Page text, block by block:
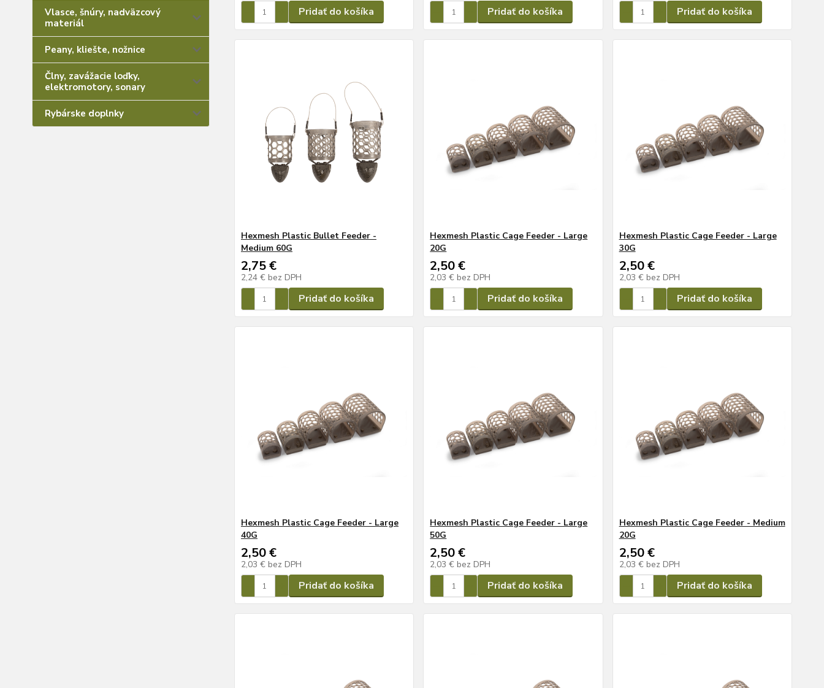
Vlasce, šnúry, nadväzcový
materiál
Peany, kliešte, nožnice
Člny, zavážacie loďky,
elektromotory, sonary
Rybárske doplnky
Pridať do košíka Pridať do košíka Pridať do košíka
Hexmesh Plastic Bullet Feeder -
Medium 60G
2,75 €
2,24 € bez DPH
Pridať do košíka
Hexmesh Plastic Cage Feeder - Large
20G
2,50 €
2,03 € bez DPH
Pridať do košíka
Hexmesh Plastic Cage Feeder - Large
30G
2,50 €
2,03 € bez DPH
Pridať do košíka
Hexmesh Plastic Cage Feeder - Large
40G
2,50 €
2,03 € bez DPH
Pridať do košíka
Hexmesh Plastic Cage Feeder - Large
50G
2,50 €
2,03 € bez DPH
Pridať do košíka
Hexmesh Plastic Cage Feeder - Medium
20G
2,50 €
2,03 € bez DPH
Pridať do košíka